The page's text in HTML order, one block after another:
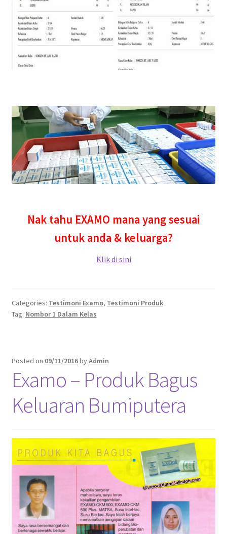
Nak tahu EXAMO mana yang sesuai
untuk anda & keluarga?
Klik di sini
Categories: Testimoni Examo, Testimoni Produk
Tag: Nombor 1 Dalam Kelas
Posted on 09/11/2016byAdmin
Examo – Produk Bagus
Keluaran Bumiputera